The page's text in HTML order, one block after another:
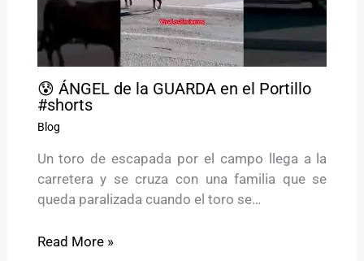
😰 ÁNGEL de la GUARDA en el Portillo
#shorts
Blog
Un toro de escapada por el campo llega a la
carretera y se cruza con una familia que se
queda paralizada cuando el toro se…
Read More »